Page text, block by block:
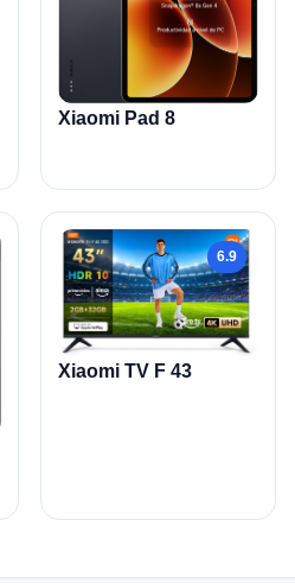
Xiaomi Pad 8
6.9
Xiaomi TV F 43